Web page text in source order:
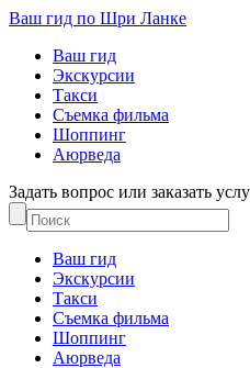
Ваш гид по Шри Ланке
Ваш гид
Экскурсии
Такси
Съемка фильма
Шоппинг
Аюрведа
Задать вопрос или заказать
Ваш гид
Экскурсии
Такси
Съемка фильма
Шоппинг
Аюрведа